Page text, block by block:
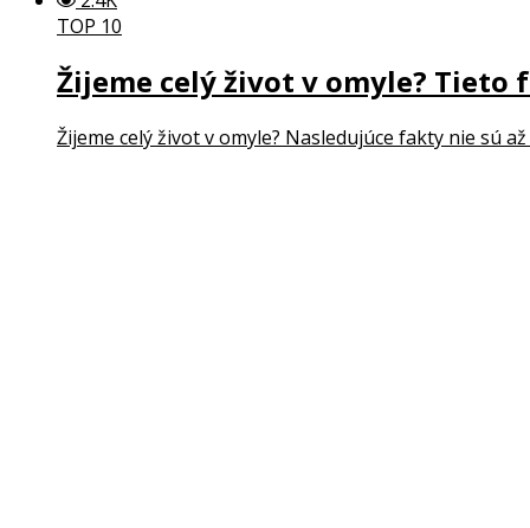
TOP 10
Žijeme celý život v omyle? Tieto
Žijeme celý život v omyle? Nasledujúce fakty nie sú